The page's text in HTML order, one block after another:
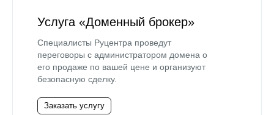
Услуга «Доменный брокер»
Специалисты Руцентра проведут
переговоры с администратором домена о
его продаже по вашей цене и организуют
безопасную сделку.
Заказать услугу